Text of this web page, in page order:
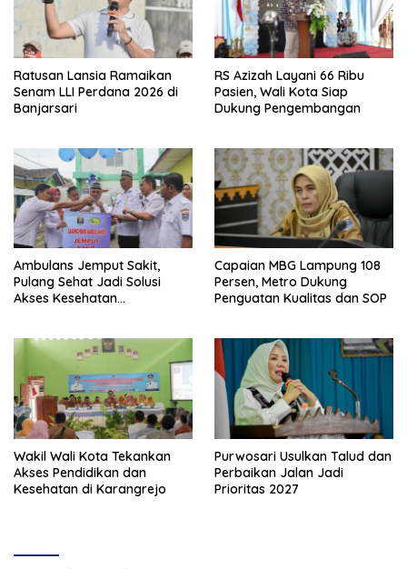
Ratusan Lansia Ramaikan
Senam LLI Perdana 2026 di
Banjarsari
RS Azizah Layani 66 Ribu
Pasien, Wali Kota Siap
Dukung Pengembangan
Ambulans Jemput Sakit,
Pulang Sehat Jadi Solusi
Akses Kesehatan
Capaian MBG Lampung 108
Persen, Metro Dukung
Penguatan Kualitas dan SOP
Wakil Wali Kota Tekankan
Akses Pendidikan dan
Kesehatan di Karangrejo
Purwosari Usulkan Talud dan
Perbaikan Jalan Jadi
Prioritas 2027